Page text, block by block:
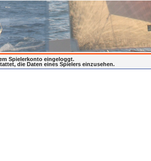
Spielerkonto eingeloggt.
die Daten eines Spielers einzusehen.